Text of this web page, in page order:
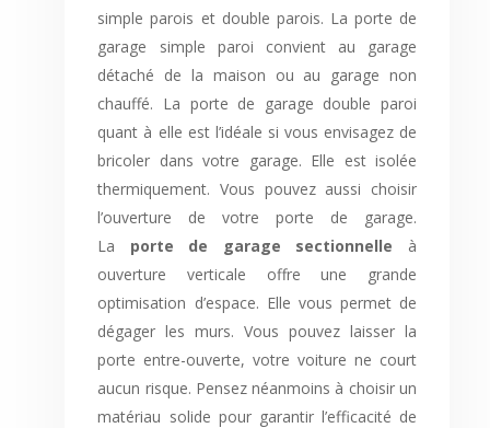
simple parois et double parois. La porte de
garage simple paroi convient au garage
détaché de la maison ou au garage non
chauffé. La porte de garage double paroi
quant à elle est l’idéale si vous envisagez de
bricoler dans votre garage. Elle est isolée
thermiquement. Vous pouvez aussi choisir
l’ouverture de votre porte de garage.
La porte de garage sectionnelle à
ouverture verticale offre une grande
optimisation d’espace. Elle vous permet de
dégager les murs. Vous pouvez laisser la
porte entre-ouverte, votre voiture ne court
aucun risque. Pensez néanmoins à choisir un
matériau solide pour garantir l’efficacité de